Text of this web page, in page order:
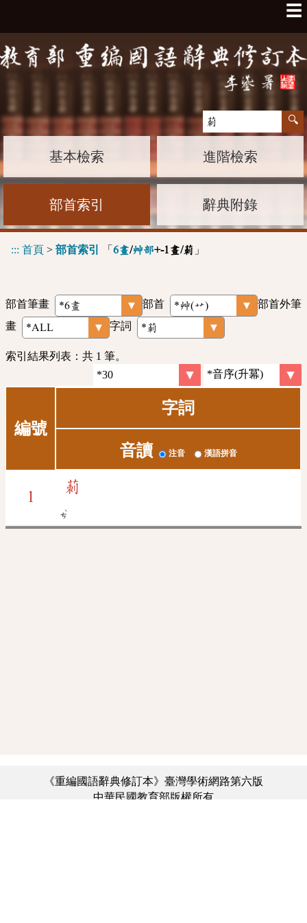
☰
基本檢索 進階檢索
部首索引 辭典附錄
::: 首頁 > 部首索引 「 6畫/艸部+-1畫/莿 」
部首筆畫 部首
部首外筆
畫
字詞
索引結果列表：共 1 筆。
編號
字詞
音讀 注音 漢語拼音
1
莿
ㄘ
ˋ
《重編國語辭典修訂本》臺灣學術網路第六版
中華民國教育部版權所有